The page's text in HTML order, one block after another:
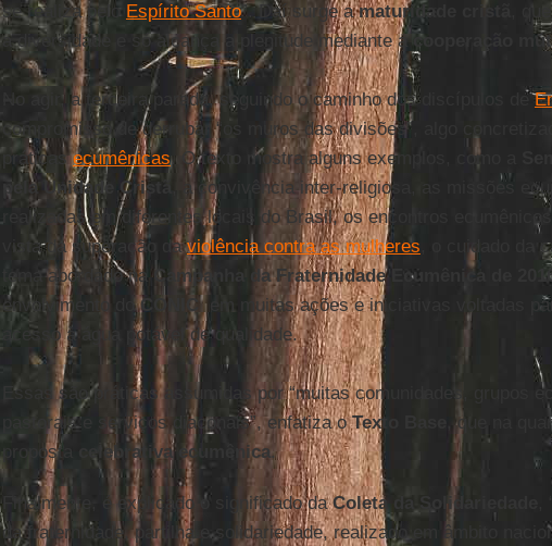
se realiza pelo Espírito Santo”. Daí surge amaturidade cristã
,
a diversidade e só alcança a plenitude mediante a cooperação
No agir, a terceira parada, seguindo o caminho dos discípulos de
compromisso de derrubar “os muros das divisões”, algo
práticasecumênicas. O texto mostra alguns exemplos, como a
pela Unidade Cristã
, a convivência inter-religiosa, as missões
realizadas em diferentes locais do Brasil, os encontros
vista da superação daviolência contra as mulheres , o cuidado da
tema abordado na
Campanha da Fraternidade Ecumênica de 2016
envolvimento doCONICem muitas ações e iniciativas voltadas
acesso à água potável de qualidade.
Essas são práticas assumidas por “muitas comunidades, grupos
pastorais e serviços diaconais”, enfatiza oTexto Base
, que na
proposta
celebrativa ecumênica.
Finalmente, é explicado o significado daColeta da Solidariedade
da fraternidade, partilha e solidariedade, realizado em âmbito